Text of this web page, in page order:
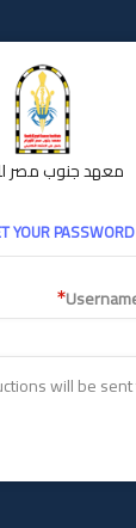
معهد جنوب مصر
YOUR PASSWORD
will be